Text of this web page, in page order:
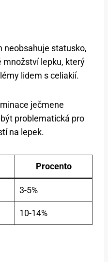
neobsahuje statusko,
množství lepku, který
lidem s celiakií.
ječmene
problematická pro
na lepek.
Procento
3-5%
10-14%